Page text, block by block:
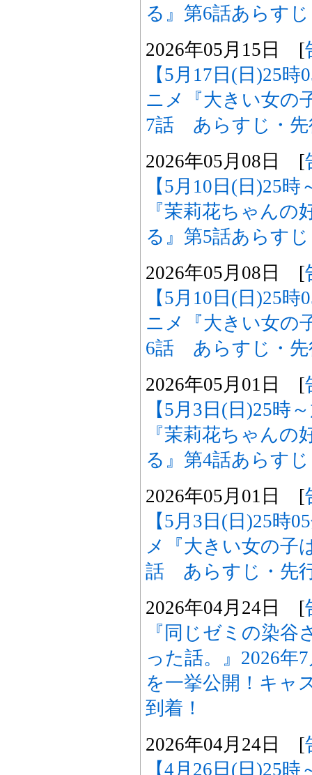
る』第6話あらす
2026年05月15日 [
【5月17日(日)25
ニメ『大きい女の
7話 あらすじ・先
2026年05月08日 [
【5月10日(日)25
『茉莉花ちゃん
る』第5話あらす
2026年05月08日 [
【5月10日(日)25
ニメ『大きい女の
6話 あらすじ・先
2026年05月01日 [
【5月3日(日)25時
『茉莉花ちゃん
る』第4話あらす
2026年05月01日 [
【5月3日(日)25時
メ『大きい女の子
話 あらすじ・先
2026年04月24日 [
『同じゼミの染
った話。』2026年
を一挙公開！キャ
到着！
2026年04月24日 [
【4月26日(日)25